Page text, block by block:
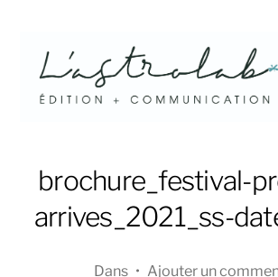
brochure_festival-
arrives_2021_ss-
Dans • Ajouter un